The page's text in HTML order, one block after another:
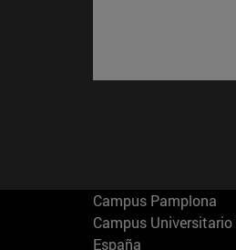
Campus Pamplona
Campus
España